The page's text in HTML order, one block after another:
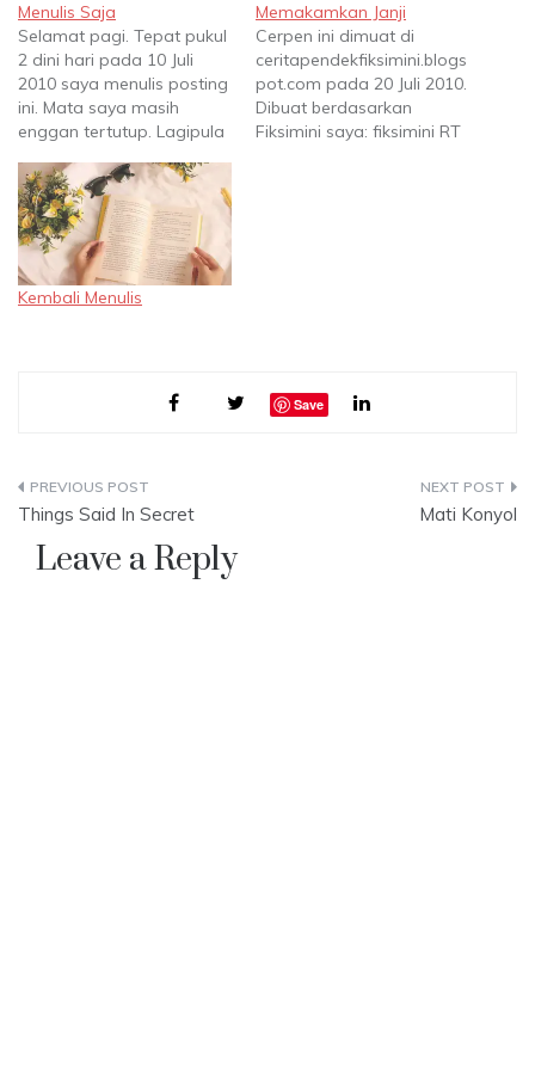
Menulis Saja
Selamat pagi. Tepat pukul
2 dini hari pada 10 Juli
2010 saya menulis posting
ini. Mata saya masih
enggan tertutup. Lagipula
hari silam, jadi tak salah
kalau saya kangen
moment mengetik seperti
ini :) Entah apa yang mau
diposting. Tak ada yang
banyak berubah. Hanya
Memakamkan Janji
Cerpen ini dimuat di
ceritapendekfiksimini.blogs
pot.com pada 20 Juli 2010.
Dibuat berdasarkan
Fiksimini saya: fiksimini RT
dengan lampu kuning
kemerahan yang meleleh…
Kembali Menulis
Save
Post
navigation
Things Said In Secret Mati Konyol
Leave a Reply